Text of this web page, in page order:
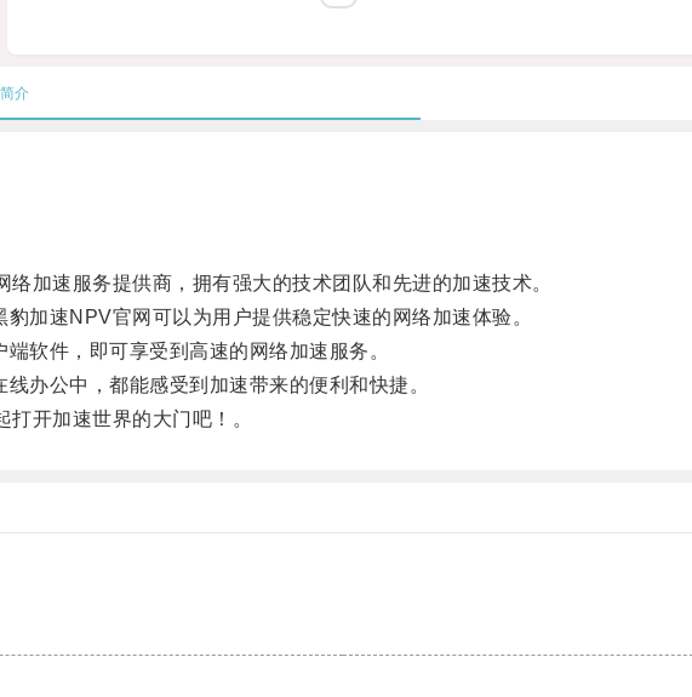
简介
速服务提供商，拥有强大的技术团队和先进的加速技术。
速NPV官网可以为用户提供稳定快速的网络加速体验。
件，即可享受到高速的网络加速服务。
公中，都能感受到加速带来的便利和快捷。
开加速世界的大门吧！。